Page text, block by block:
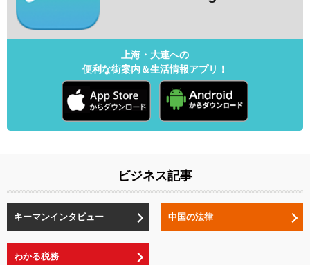
上海・大連への
便利な街案内＆生活情報アプリ！
ビジネス記事
キーマンインタビュー 中国の法律
わかる税務